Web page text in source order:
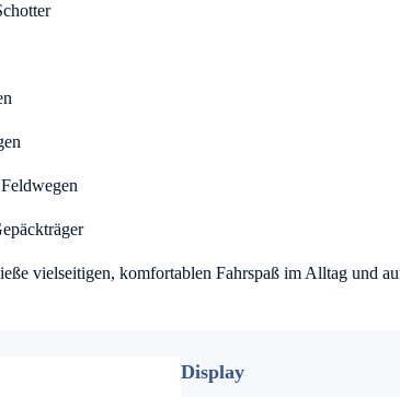
vielseitigen, komfortablen Fahrspaß im Alltag und
Display